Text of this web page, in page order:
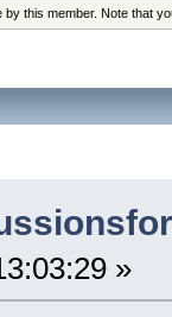
this member. Note that
»